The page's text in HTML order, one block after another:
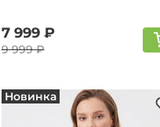
7 999 ₽
9 999 ₽
Новинка